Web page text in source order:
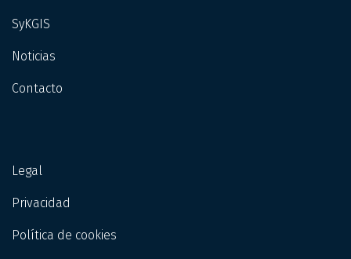
SyKGIS
Noticias
Contacto
Legal
Privacidad
Política de cookies